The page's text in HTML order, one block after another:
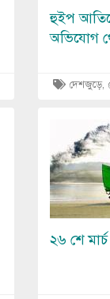
হুইপ
অভিযোগ
দেশজুড়ে,
Image
২৬ শে